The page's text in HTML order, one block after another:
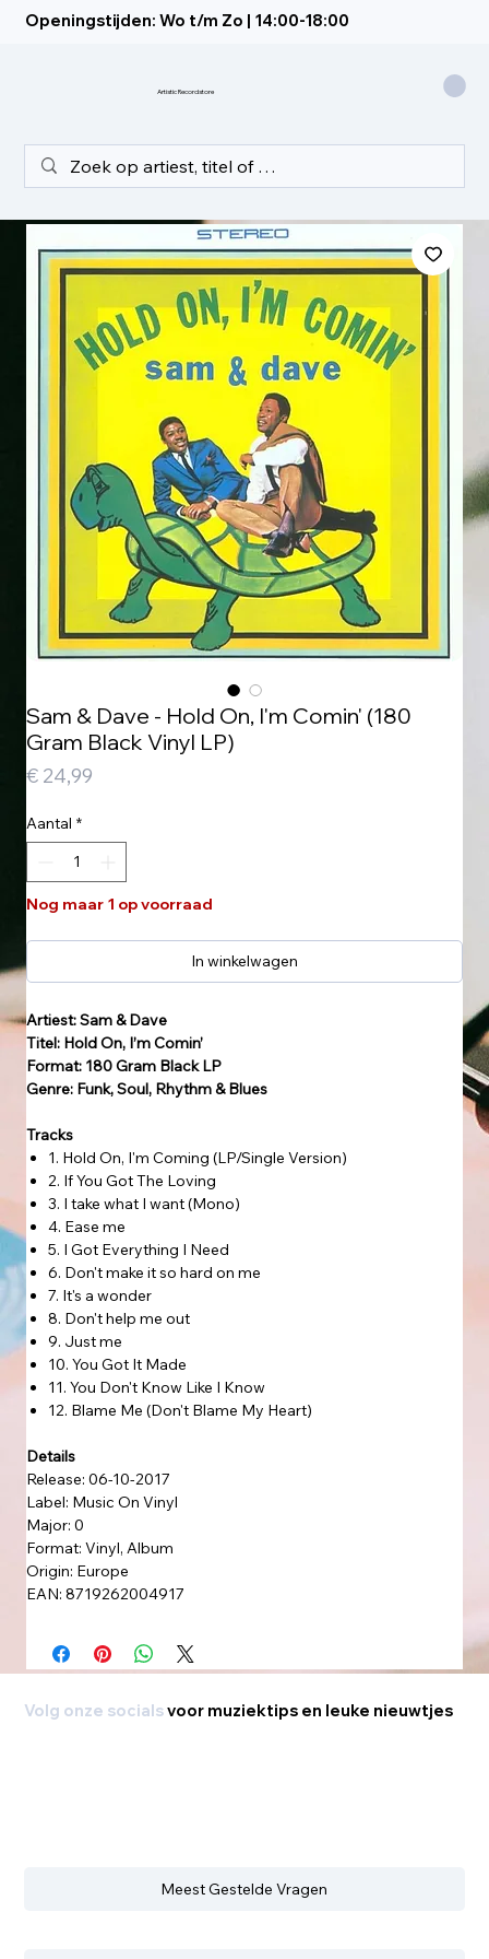
Openingstijden: Wo t/m Zo | 14:00-18:00
Artistic Recordstore
Sam & Dave - Hold On, I'm Comin' (180
Gram Black Vinyl LP)
€ 24,99
Aantal *
Nog maar 1 op voorraad
In winkelwagen
Artiest: Sam & Dave
Titel: Hold On, I’m Comin’
Format: 180 Gram Black LP
Genre: Funk, Soul, Rhythm & Blues
Tracks
1. Hold On, I'm Coming (LP/Single Version)
2. If You Got The Loving
3. I take what I want (Mono)
4. Ease me
5. I Got Everything I Need
6. Don't make it so hard on me
7. It's a wonder
8. Don't help me out
9. Just me
10. You Got It Made
11. You Don't Know Like I Know
12. Blame Me (Don't Blame My Heart)
Details
Release: 06-10-2017
Label: Music On Vinyl
Major: 0
Format: Vinyl, Album
Origin: Europe
EAN: 8719262004917
Volg onze socialsvoor muziektips en leuke nieuwtjes
Meest Gestelde Vragen